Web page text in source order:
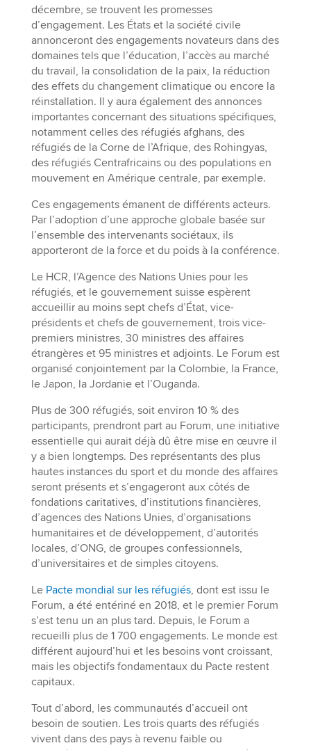
décembre, se trouvent les promesses
d’engagement. Les États et la société civile
annonceront des engagements novateurs dans des
domaines tels que l’éducation, l’accès au marché
du travail, la consolidation de la paix, la réduction
des effets du changement climatique ou encore la
réinstallation. Il y aura également des annonces
importantes concernant des situations spécifiques,
notamment celles des réfugiés afghans, des
réfugiés de la Corne de l’Afrique, des Rohingyas,
des réfugiés Centrafricains ou des populations en
mouvement en Amérique centrale, par exemple.
Ces engagements émanent de différents acteurs.
Par l’adoption d’une approche globale basée sur
l’ensemble des intervenants sociétaux, ils
apporteront de la force et du poids à la conférence.
Le HCR, l’Agence des Nations Unies pour les
réfugiés, et le gouvernement suisse espèrent
accueillir au moins sept chefs d’État, vice-
présidents et chefs de gouvernement, trois vice-
premiers ministres, 30 ministres des affaires
étrangères et 95 ministres et adjoints. Le Forum est
organisé conjointement par la Colombie, la France,
le Japon, la Jordanie et l’Ouganda.
Plus de 300 réfugiés, soit environ 10 % des
participants, prendront part au Forum, une initiative
essentielle qui aurait déjà dû être mise en œuvre il
y a bien longtemps. Des représentants des plus
hautes instances du sport et du monde des affaires
seront présents et s’engageront aux côtés de
fondations caritatives, d’institutions financières,
d’agences des Nations Unies, d’organisations
humanitaires et de développement, d’autorités
locales, d’ONG, de groupes confessionnels,
d’universitaires et de simples citoyens.
Le Pacte mondial sur les réfugiés, dont est issu le
Forum, a été entériné en 2018, et le premier Forum
s’est tenu un an plus tard. Depuis, le Forum a
recueilli plus de 1 700 engagements. Le monde est
différent aujourd’hui et les besoins vont croissant,
mais les objectifs fondamentaux du Pacte restent
capitaux.
Tout d’abord, les communautés d’accueil ont
besoin de soutien. Les trois quarts des réfugiés
vivent dans des pays à revenu faible ou